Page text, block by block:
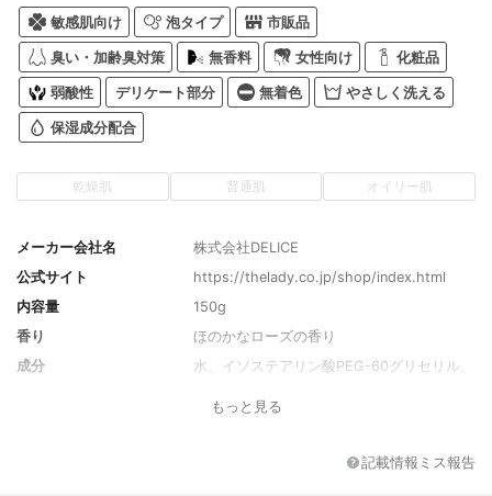
敏感肌向け 泡タイプ 市販品
臭い・加齢臭対策 無香料 女性向け 化粧品
弱酸性 デリケート部分 無着色 やさしく洗える
保湿成分配合
乾燥肌 普通肌 オイリー肌
メーカー会社名
株式会社DELICE
公式サイト
https://thelady.co.jp/shop/index.html
内容量
150g
香り
ほのかなローズの香り
成分
水、イソステアリン酸PEG-60グリセリル、
イリス根エキス、ギンバイカエキス、ゲッ
もっと見る
記載情報ミス報告